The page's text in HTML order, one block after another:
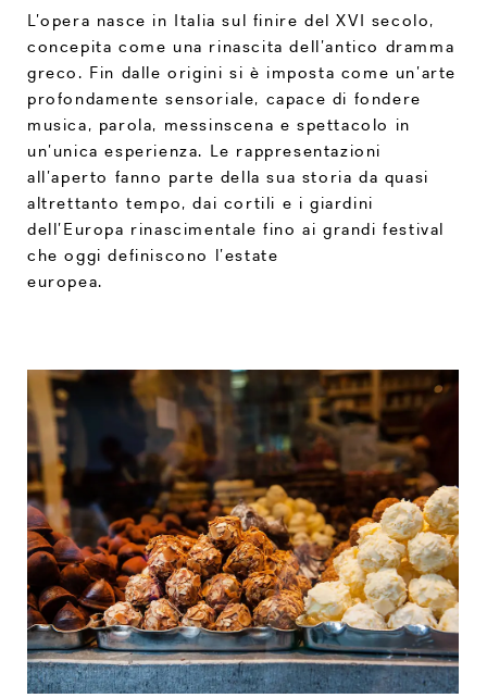
L’opera nasce in Italia sul finire del XVI secolo,
concepita come una rinascita dell’antico dramma
greco. Fin dalle origini si è imposta come un’arte
profondamente sensoriale, capace di fondere
musica, parola, messinscena e spettacolo in
un’unica esperienza. Le rappresentazioni
all’aperto fanno parte della sua storia da quasi
altrettanto tempo, dai cortili e i giardini
dell’Europa rinascimentale fino ai grandi festival
che oggi definiscono l’estate
europea.